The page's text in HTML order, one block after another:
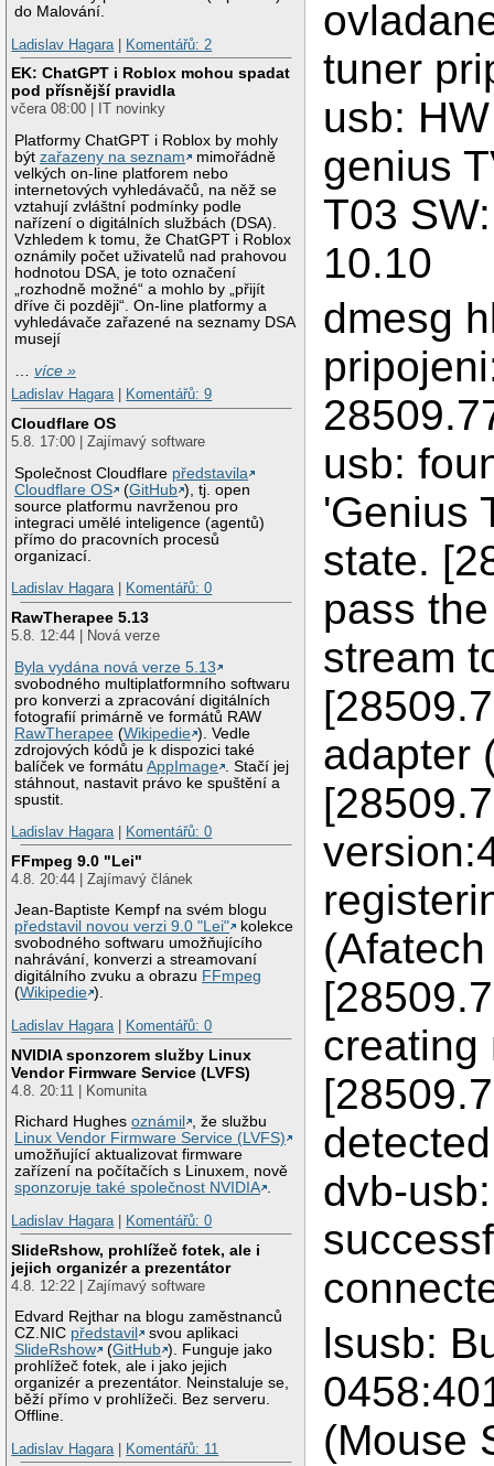
do Malování.
Ladislav Hagara
Komentářů: 2
EK: ChatGPT i Roblox mohou spadat
pod přísnější pravidla
včera 08:00 | IT novinky
Platformy ChatGPT i Roblox by mohly
býtzařazeny na seznam
mimořádně
velkých on-line platforem nebo
internetových vyhledávačů, na něž se
vztahují zvláštní podmínky podle
nařízení o digitálních službách (DSA).
Vzhledem k tomu, že ChatGPT i Roblox
oznámily počet uživatelů nad prahovou
hodnotou DSA, je toto označení
„rozhodně možné“ a mohlo by „přijít
dříve či později“. On-line platformy a
vyhledávače zařazené na seznamy DSA
musejí
…více »
Ladislav Hagara| Komentářů: 9
Cloudflare OS
5.8. 17:00 | Zajímavý software
Společnost Cloudflare představila
Cloudflare OS
(GitHub ), tj. open
source platformu navrženou pro
integraci umělé inteligence (agentů)
přímo do pracovních procesů
organizací.
Ladislav Hagara| Komentářů: 0
RawTherapee 5.13
5.8. 12:44 | Nová verze
Byla vydána nová verze 5.13
svobodného multiplatformního softwaru
pro konverzi a zpracování digitálních
fotografií primárně ve formátů RAW
RawTherapee (Wikipedie ). Vedle
zdrojových kódů je k dispozici také
balíček ve formátuAppImage
. Stačí jej
stáhnout, nastavit právo ke spuštění a
spustit.
Ladislav Hagara| Komentářů: 0
FFmpeg 9.0 "Lei"
4.8. 20:44 | Zajímavý článek
Jean-Baptiste Kempf na svém blogu
představil novou verzi 9.0 "Lei"
kolekce
svobodného softwaru umožňujícího
nahrávání, konverzi a streamovaní
digitálního zvuku a obrazu FFmpeg
(Wikipedie ).
Ladislav Hagara| Komentářů: 0
NVIDIA sponzorem služby Linux
Vendor Firmware Service (LVFS)
4.8. 20:11 | Komunita
Richard Hughesoznámil
, že službu
Linux Vendor Firmware Service (LVFS)
umožňující aktualizovat firmware
zařízení na počítačích s Linuxem, nově
sponzoruje také společnost NVIDIA .
Ladislav Hagara| Komentářů: 0
SlideRshow, prohlížeč fotek, ale i
jejich organizér a prezentátor
4.8. 12:22 | Zajímavý software
Edvard Rejthar na blogu zaměstnanců
CZ.NIC představil
svou aplikaci
SlideRshow
(GitHub ). Funguje jako
prohlížeč fotek, ale i jako jejich
organizér a prezentátor. Neinstaluje se,
běží přímo v prohlížeči. Bez serveru.
Offline.
Ladislav Hagara| Komentářů: 11
tuner
usb:
genius
T03
10.10
dmesg
usb:
'Genius
state.
pass
stream
adapter
creating
dvb-
lsusb:
(Mouse